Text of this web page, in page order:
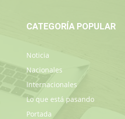
CATEGORÍA POPULAR
Noticia
Nacionales
Internacionales
Lo que está pasando
Portada